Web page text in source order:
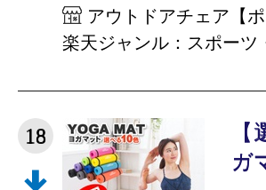
アウトドアチェア【ポ
楽天ジャンル：スポーツ
18
ガ